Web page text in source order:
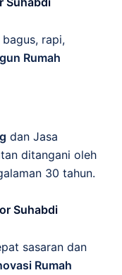
rapi,
Rumah
dan Jasa
ditangani oleh
30 tahun.
Suhabdi
sasaran dan
Rumah